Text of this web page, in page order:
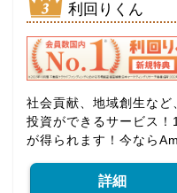
利回りくん
社会貢献、地域創生な
投資ができるサービス
が得られます！今なら
詳細